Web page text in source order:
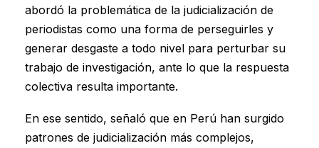
abordó la problemática de la judicialización de
periodistas como una forma de perseguirles y
generar desgaste a todo nivel para perturbar su
trabajo de investigación, ante lo que la respuesta
colectiva resulta importante.
En ese sentido, señaló que en Perú han surgido
patrones de judicialización más complejos,